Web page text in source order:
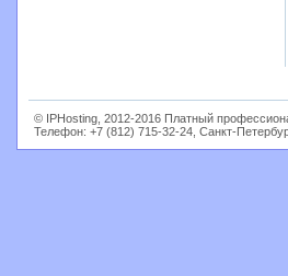
© IPHosting, 2012-2016 Платный
Телефон: +7 (812) 715-32-24, Санкт-